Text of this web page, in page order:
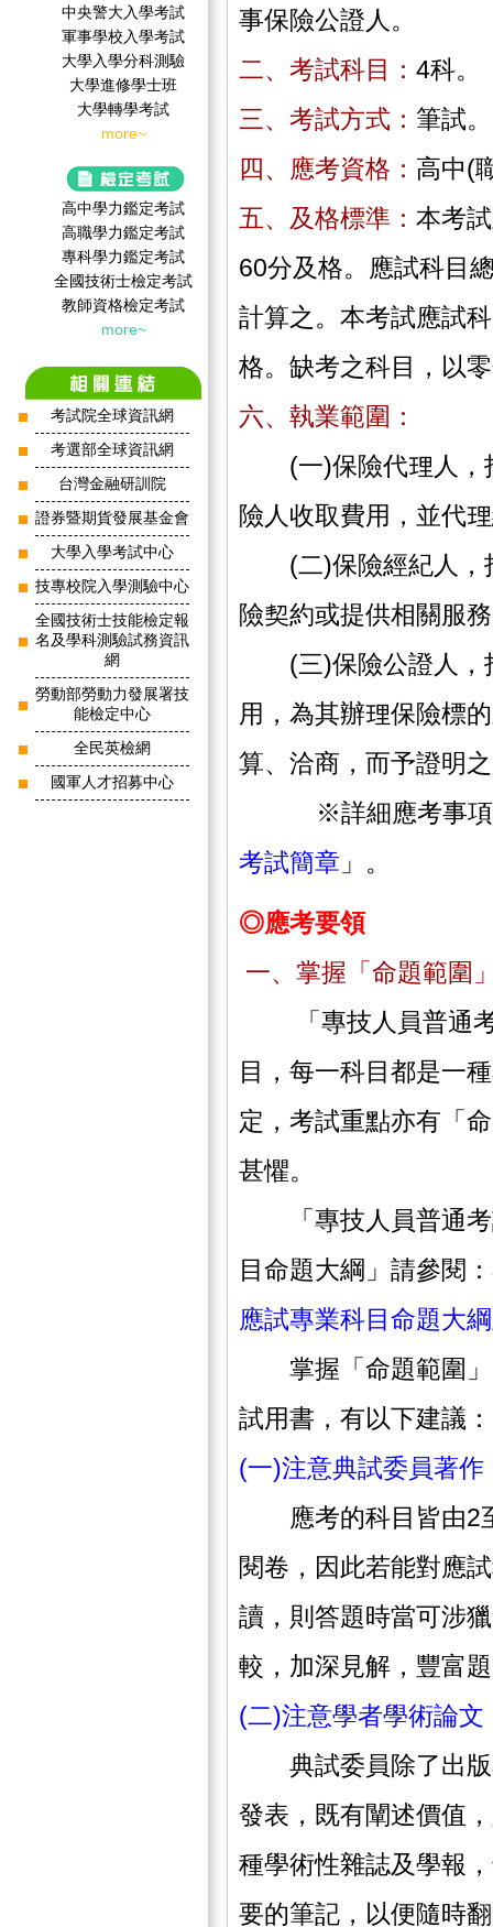
中央警大入學考試
軍事學校入學考試
大學入學分科測驗
大學進修學士班
大學轉學考試
more~
高中學力鑑定考試
高職學力鑑定考試
專科學力鑑定考試
全國技術士檢定考試
教師資格檢定考試
more~
考試院全球資訊網
考選部全球資訊網
台灣金融研訓院
證券暨期貨發展基金會
大學入學考試中心
技專校院入學測驗中心
全國技術士技能檢定報
名及學科測驗試務資訊
網
勞動部勞動力發展署技
能檢定中心
全民英檢網
國軍人才招募中心
事保險公證人。
二、考試科目： 4科。
三、考試方式： 筆試。
四、應考資格： 高中(
五、及格標準： 本考
60分及格。應試科目
計算之。本考試應試
格。缺考之科目，以
六、執業範圍：
(一)保險代理人，
險人收取費用，並代
(二)保險經紀人，
險契約或提供相關服
(三)保險公證人，
用，為其辦理保險標
算、洽商，而予證明
※詳細應考事項
考試簡章 」。
◎應考要領
一、掌握「命題範圍
「專技人員普通考
目，每一科目都是一
定，考試重點亦有「
甚懼。
「專技人員普通考
目命題大綱」請參閱
應試專業科目命題大
掌握「命題範圍」
試用書，有以下建議：
(一)注意典試委員著作
應考的科目皆由2
閱卷，因此若能對應
讀，則答題時當可涉
較，加深見解，豐富
(二)注意學者學術論文
典試委員除了出版
發表，既有闡述價值
種學術性雜誌及學報
要的筆記，以便隨時